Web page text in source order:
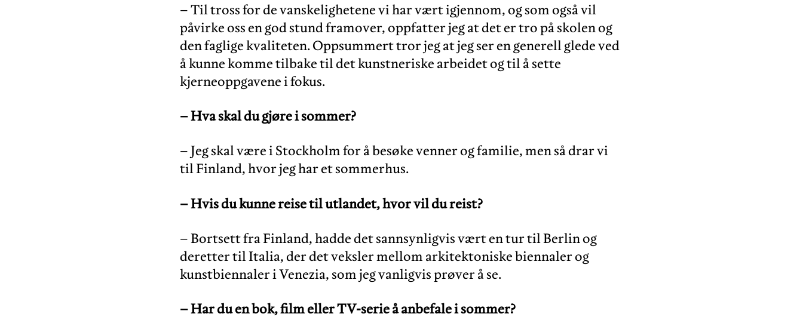
– Til tross for de vanskelighetene vi har vært igjennom, og som også vil
påvirke oss en god stund framover, oppfatter jeg at det er tro på skolen og
den faglige kvaliteten. Oppsummert tror jeg at jeg ser en generell glede ved
å kunne komme tilbake til det kunstneriske arbeidet og til å sette
kjerneoppgavene i fokus.
–Hva skal du gjøre i sommer?
– Jeg skal være i Stockholm for å besøke venner og familie, men så drar vi
til Finland, hvor jeg har et sommerhus.
–Hvis du kunne reise til utlandet, hvor vil du reist?
– Bortsett fra Finland, hadde det sannsynligvis vært en tur til Berlin og
deretter til Italia, der det veksler mellom arkitektoniske biennaler og
kunstbiennaler i Venezia, som jeg vanligvis prøver å se.
–Har du en bok, film eller TV-serie å anbefale i sommer?